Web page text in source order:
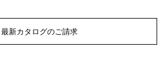
最新カタログのご請求